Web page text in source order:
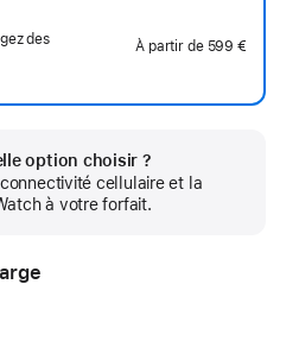
des
À partir de 599 €
option choisir ?
cellulaire et la
à votre forfait.